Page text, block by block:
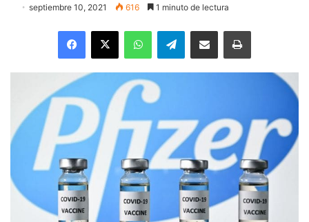
septiembre 10, 2021 616 1 minuto de lectura
Facebook
X WhatsAppTelegramEnviar vía email Imprimir